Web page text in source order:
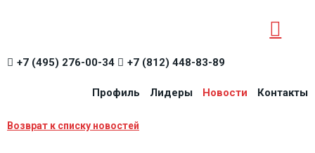
+7 (495) 276-00-34 +7 (812) 448-83-89
Профиль Лидеры Новости Контакты
Возврат к списку новостей